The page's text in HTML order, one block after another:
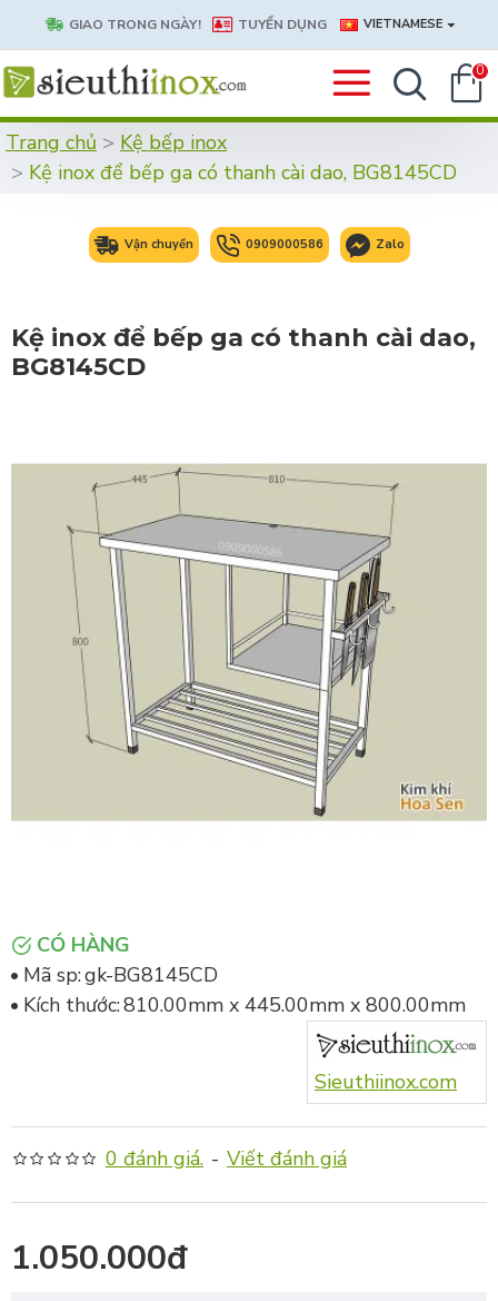
GIAO TRONG NGÀY! TUYỂN DỤNG VIETNAMESE
0
Trang chủ
Kệ bếp inox
Kệ inox để bếp ga có thanh cài dao, BG8145CD
Vận chuyển 0909000586 Zalo
Kệ inox để bếp ga có thanh cài dao,
BG8145CD
CÓ HÀNG
Mã sp:gk-BG8145CD
Kích thước:810.00mm x 445.00mm x 800.00mm
Sieuthiinox.com
0 đánh giá. - Viết đánh giá
1.050.000đ